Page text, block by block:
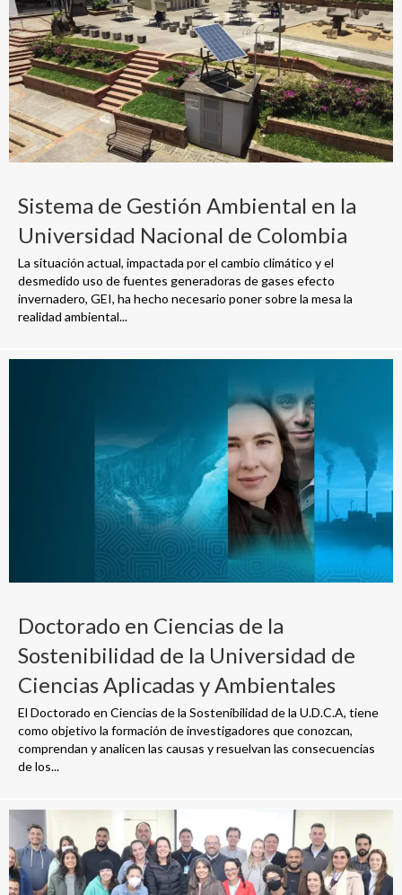
Sistema de Gestión Ambiental en la
Universidad Nacional de Colombia
La situación actual, impactada por el cambio climático y el
desmedido uso de fuentes generadoras de gases efecto
invernadero, GEI, ha hecho necesario poner sobre la mesa la
realidad ambiental...
Doctorado en Ciencias de la
Sostenibilidad de la Universidad de
Ciencias Aplicadas y Ambientales
El Doctorado en Ciencias de la Sostenibilidad de la U.D.C.A, tiene
como objetivo la formación de investigadores que conozcan,
comprendan y analicen las causas y resuelvan las consecuencias
de los...